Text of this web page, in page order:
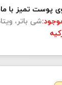
پوست تمیز با
شی باتر،